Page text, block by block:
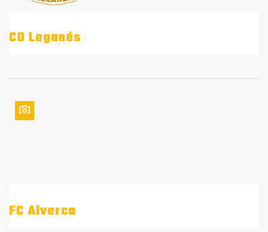
CD Leganés
FC Alverca